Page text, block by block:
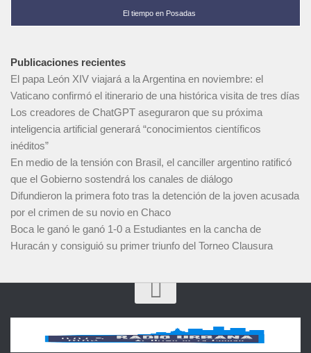
El tiempo en Posadas
Publicaciones recientes
El papa León XIV viajará a la Argentina en noviembre: el
Vaticano confirmó el itinerario de una histórica visita de tres días
Los creadores de ChatGPT aseguraron que su próxima
inteligencia artificial generará “conocimientos científicos
inéditos”
En medio de la tensión con Brasil, el canciller argentino ratificó
que el Gobierno sostendrá los canales de diálogo
Difundieron la primera foto tras la detención de la joven acusada
por el crimen de su novio en Chaco
Boca le ganó le ganó 1-0 a Estudiantes en la cancha de
Huracán y consiguió su primer triunfo del Torneo Clausura